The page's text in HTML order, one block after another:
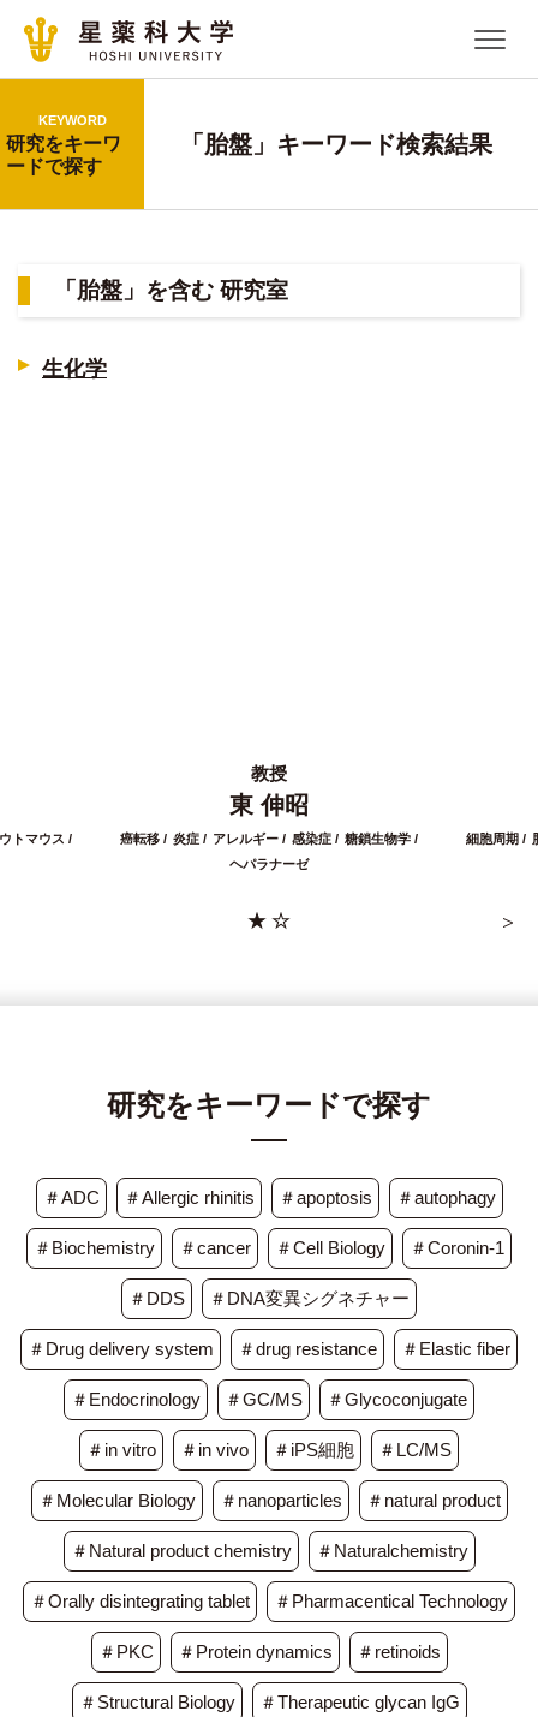
KEYWORD
研究をキーワ
ードで探す
「胎盤」キーワード検索結果
「胎盤」を含む 研究室
生化学
トマウス
教授
東 伸昭
癌転移 炎症 アレルギー 感染症
糖鎖生物学
ヘパラナーゼ
細胞周期
研究をキーワードで探す
＃ADC ＃Allergic rhinitis ＃apoptosis ＃autophagy
＃Biochemistry ＃cancer ＃Cell Biology ＃Coronin-1
＃DDS ＃DNA変異シグネチャー
＃Drug delivery system ＃drug resistance ＃Elastic fiber
＃Endocrinology ＃GC/MS ＃Glycoconjugate
＃in vitro ＃in vivo ＃iPS細胞 ＃LC/MS
＃Molecular Biology ＃nanoparticles ＃natural product
＃Natural product chemistry ＃Naturalchemistry
＃Orally disintegrating tablet ＃Pharmacentical Technology
＃PKC ＃Protein dynamics ＃retinoids
＃Structural Biology ＃Therapeutic glycan IgG